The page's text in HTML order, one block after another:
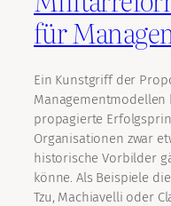
für
Ein Kunstgriff der
Managementmodellen
propagierte
Organisationen zwar
historische Vorbilder
könne. Als Beispiele
Tzu, Machiavelli oder